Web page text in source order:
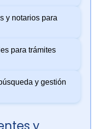
y notarios para
para trámites
y gestión